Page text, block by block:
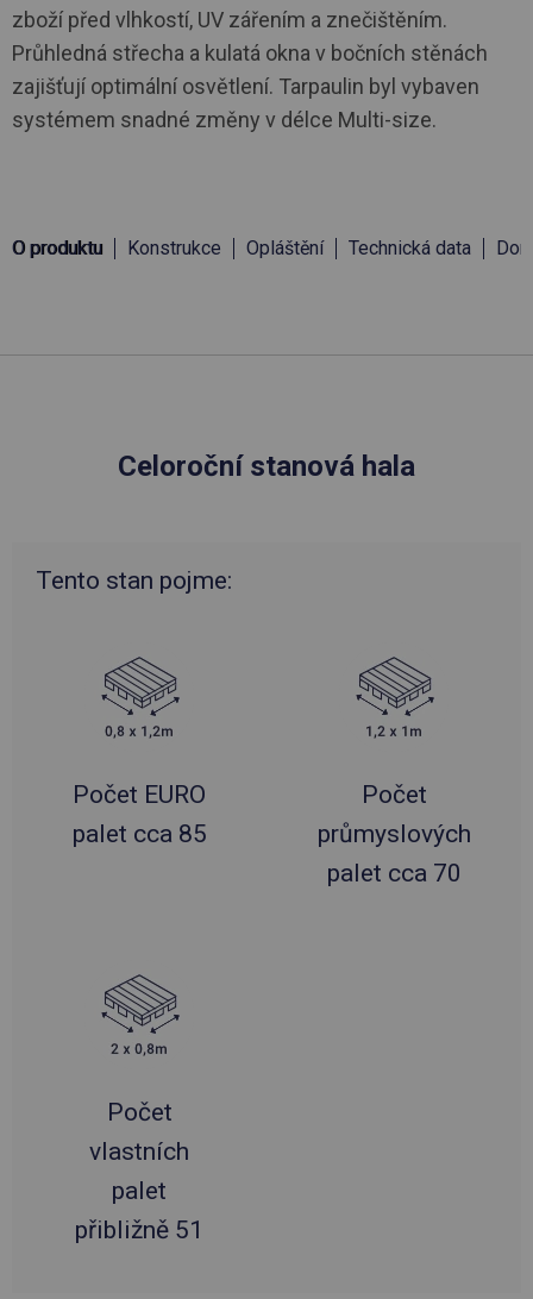
zboží před vlhkostí, UV zářením a znečištěním.
Průhledná střecha a kulatá okna v bočních stěnách
zajišťují optimální osvětlení. Tarpaulin byl vybaven
systémem snadné změny v délce Multi-size.
O produktu Konstrukce Opláštění Technická data
Celoroční stanová hala
Tento stan pojme:
Počet EURO
palet cca 85
Počet
průmyslových
palet cca 70
Počet
vlastních
palet
přibližně 51